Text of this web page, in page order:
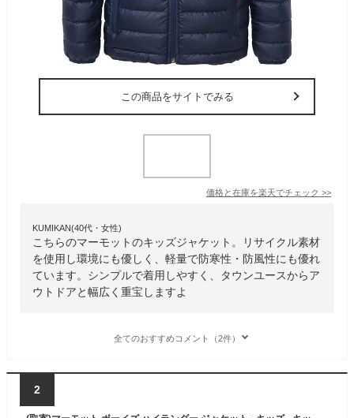
この商品をサイトでみる
価格と在庫を楽天でチェック >>
KUMIKAN(40代・女性)
こちらのマーモットのキッズジャケット。リサイクル素材
を使用し環境にも優しく、軽量で防寒性・防風性にも優れ
ています。シンプルで着用しやすく、タウンユースからア
ウトドアと幅広く重宝しますよ
全てのおすすめコメント（2件）
2